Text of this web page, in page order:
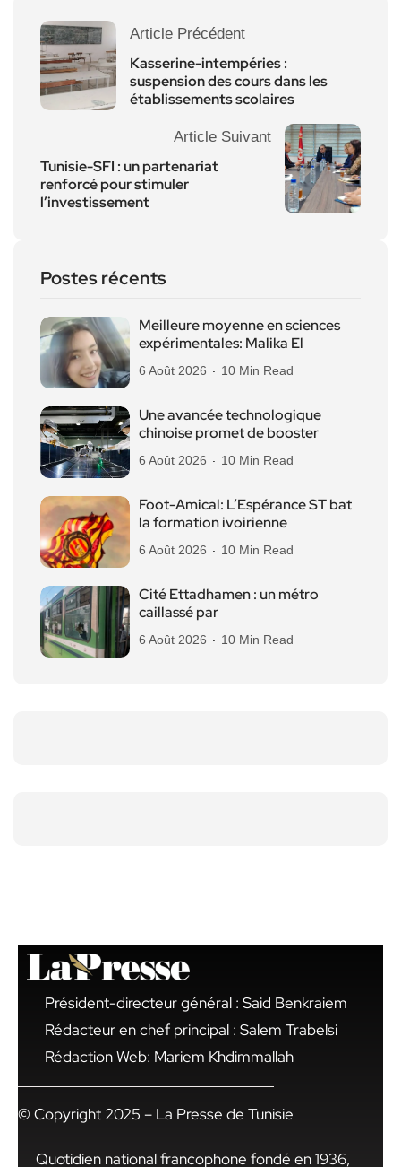
Article Précédent
Kasserine-intempéries :
suspension des cours dans les
établissements scolaires
Article Suivant
Tunisie-SFI : un partenariat
renforcé pour stimuler
l’investissement
Postes récents
Meilleure moyenne en sciences
expérimentales: Malika El
6 Août 2026 10 Min Read
Une avancée technologique
chinoise promet de booster
6 Août 2026 10 Min Read
Foot-Amical: L’Espérance ST bat
la formation ivoirienne
6 Août 2026 10 Min Read
Cité Ettadhamen : un métro
caillassé par
6 Août 2026 10 Min Read
Président-directeur général : Said Benkraiem
Rédacteur en chef principal : Salem Trabelsi
Rédaction Web: Mariem Khdimmallah
© Copyright 2025 – La Presse de Tunisie
Quotidien national francophone fondé en 1936,